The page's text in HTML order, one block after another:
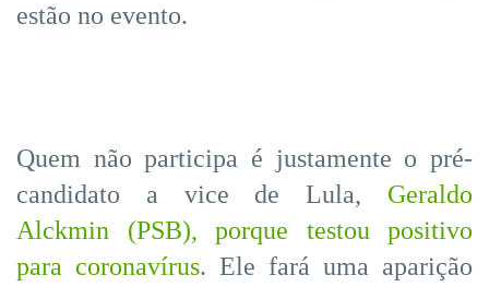
estão no evento.
Quem não participa é justamente o pré-
candidato a vice de Lula, Geraldo
Alckmin (PSB), porque testou positivo
para coronavírus. Ele fará uma aparição